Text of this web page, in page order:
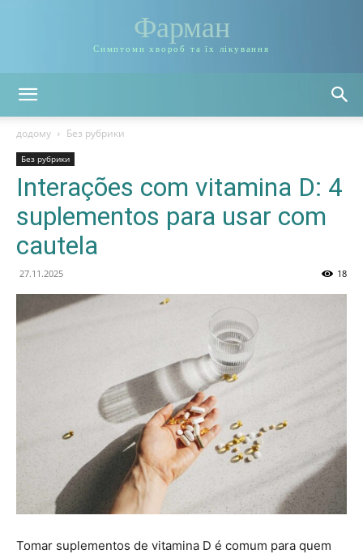
Фарман
Симптоми хвороб та їх лікування
додому Без рубрики
Без рубрики
Interações com vitamina D: 4
suplementos para usar com
cautela
27.11.2025 18
Tomar suplementos de vitamina D é comum para quem